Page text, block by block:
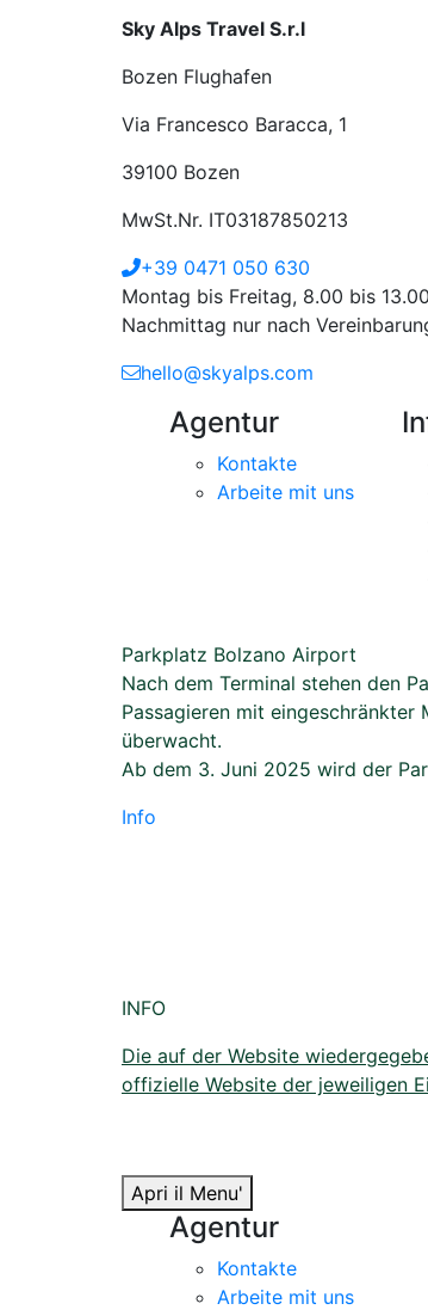
Sky Alps Travel S.r.l
Bozen Flughafen
Via Francesco Baracca, 1
39100 Bozen
MwSt.Nr. IT03187850213
+39 0471 050 630
Montag bis Freitag, 8.00 bis
Nachmittag nur nach
hello@skyalps.com
Agentur
Kontakte
Arbeite mit uns
Parkplatz Bolzano Airport
Nach dem Terminal stehen den
Passagieren mit
überwacht.
Ab dem 3. Juni 2025 wird der
Info
INFO
Die auf der Website
offizielle Website der jeweiligen
Apri il Menu'
Agentur
Kontakte
Arbeite mit uns